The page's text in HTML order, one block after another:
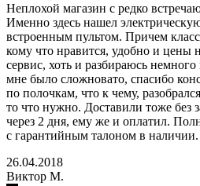
Неплохой магазин с редко
Именно здесь нашел
встроенным пультом. Причем
кому что нравится, удобно и цены
сервис, хоть и разбираюсь немного
мне было сложновато, спасибо
по полочкам, что к чему,
то что нужно. Доставили тоже без
через 2 дня, ему же и оплатил.
с гарантийным талоном в
26.04.2018
Виктор М.